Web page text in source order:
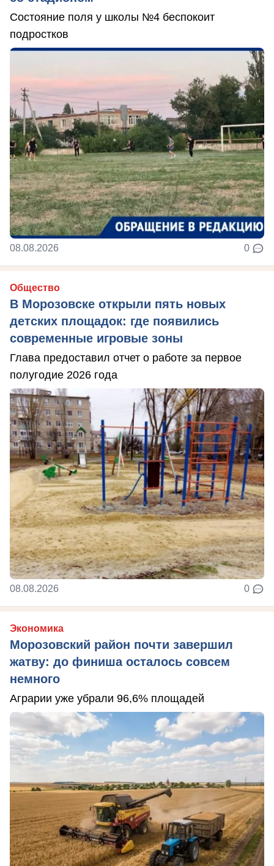
Состояние поля у школы №4 беспокоит
подростков
08.08.2026 0
Общество
В Морозовске открыли пять новых
детских площадок: где появились
современные игровые зоны
Глава предоставил отчет о работе за первое
полугодие 2026 года
08.08.2026 0
Экономика
Морозовский район почти завершил
жатву: до финиша осталось совсем
немного
Аграрии уже убрали 96,6% площадей